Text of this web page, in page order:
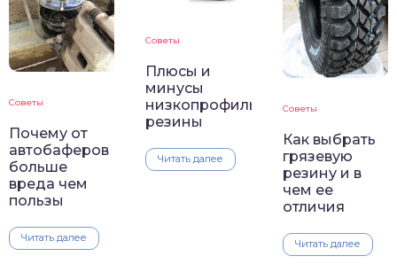
Советы
Почему от
автобаферов
больше
вреда чем
пользы
Читать далее
Советы
Плюсы и
минусы
низкопрофильной
резины
Читать далее
Советы
Как выбрать
грязевую
резину и в
чем ее
отличия
Читать далее